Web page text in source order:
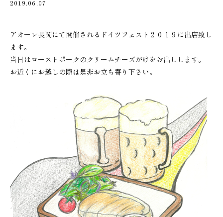
2019.06.07
アオーレ長岡にて開催されるドイツフェスト２０１９に出店致し
ます。
当日はローストポークのクリームチーズがけをお出しします。
お近くにお越しの際は是非お立ち寄り下さい。